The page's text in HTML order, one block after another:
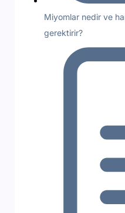
Miyomlar nedir ve
gerektirir?